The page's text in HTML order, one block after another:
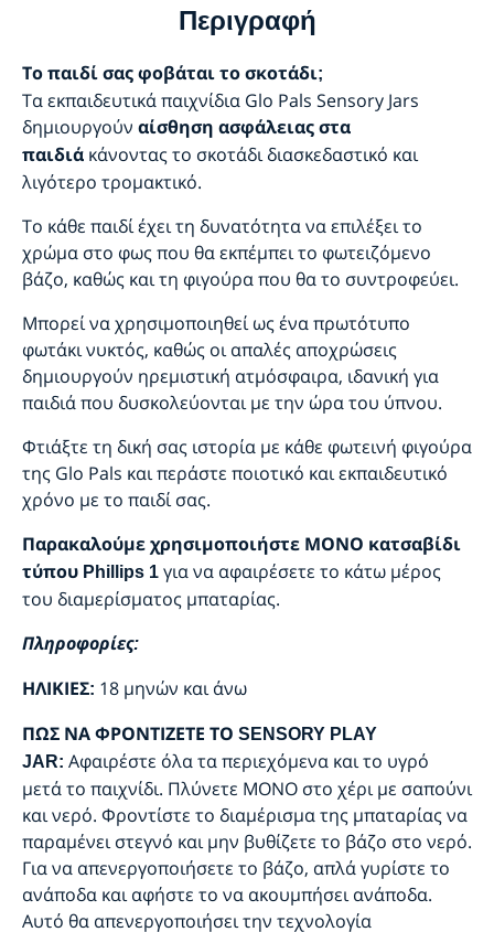
Περιγραφή
Το παιδί σας φοβάται το σκοτάδι;
Τα εκπαιδευτικά παιχνίδια Glo Pals Sensory Jars
δημιουργούν αίσθηση ασφάλειας στα
παιδιά κάνοντας το σκοτάδι διασκεδαστικό και
λιγότερο τρομακτικό.
Το κάθε παιδί έχει τη δυνατότητα να επιλέξει το
χρώμα στο φως που θα εκπέμπει το φωτειζόμενο
βάζο, καθώς και τη φιγούρα που θα το συντροφεύει.
Μπορεί να χρησιμοποιηθεί ως ένα πρωτότυπο
φωτάκι νυκτός, καθώς οι απαλές αποχρώσεις
δημιουργούν ηρεμιστική ατμόσφαιρα, ιδανική για
παιδιά που δυσκολεύονται με την ώρα του ύπνου.
Φτιάξτε τη δική σας ιστορία με κάθε φωτεινή φιγούρα
της Glo Pals και περάστε ποιοτικό και εκπαιδευτικό
χρόνο με το παιδί σας.
Παρακαλούμε χρησιμοποιήστε ΜΟΝΟ κατσαβίδι
τύπου Phillips 1 για να αφαιρέσετε το κάτω μέρος
του διαμερίσματος μπαταρίας.
Πληροφορίες:
ΗΛΙΚΙΕΣ: 18 μηνών και άνω
ΠΩΣ ΝΑ ΦΡΟΝΤΙΖΕΤΕ ΤΟ SENSORY PLAY
JAR: Αφαιρέστε όλα τα περιεχόμενα και το υγρό
μετά το παιχνίδι. Πλύνετε ΜΟΝΟ στο χέρι με σαπούνι
και νερό. Φροντίστε το διαμέρισμα της μπαταρίας να
παραμένει στεγνό και μην βυθίζετε το βάζο στο νερό.
Για να απενεργοποιήσετε το βάζο, απλά γυρίστε το
ανάποδα και αφήστε το να ακουμπήσει ανάποδα.
Αυτό θα απενεργοποιήσει την τεχνολογία